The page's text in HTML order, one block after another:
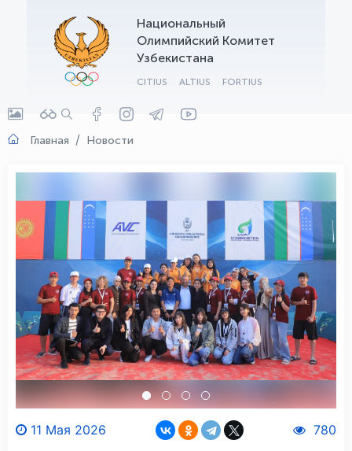
Национальный
Олимпийский Комитет
Узбекистана
CITIUS ALTIUS FORTIUS
Главная Новости
11 Мая 2026 780
OLYMPCHIK AI - yordamchi
Онлайн · olympic.uz